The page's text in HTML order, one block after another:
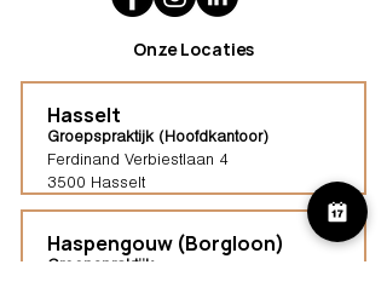
Onze Locaties
Hasselt
Groepspraktijk (Hoofdkantoor)
Ferdinand Verbiestlaan 4
3500 Hasselt
Haspengouw (Borgloon)